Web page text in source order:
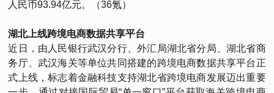
人民币93.94亿元。（36氪）
湖北上线跨境电商数据共享平台
近日，由人民银行武汉分行、外汇局湖北省分局、湖北省商
务厅、武汉海关等单位共同搭建的跨境电商数据共享平台正
式上线，标志着金融科技支持湖北省跨境电商发展迈出重要